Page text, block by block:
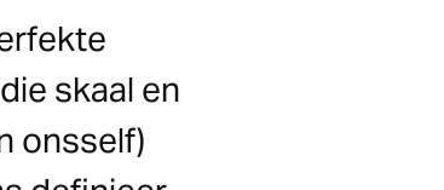
skaal en
onsself)